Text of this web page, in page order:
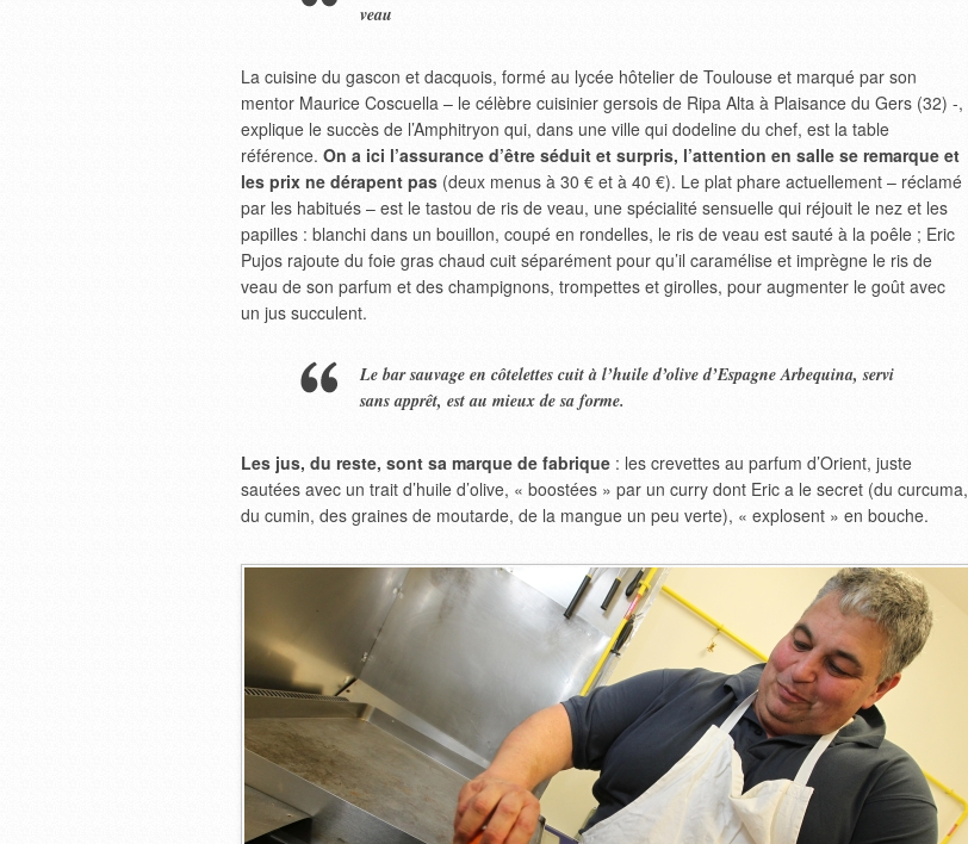
veau
La cuisine du gascon et dacquois, formé au lycée hôtelier de Toulouse et marqué par son
mentor Maurice Coscuella – le célèbre cuisinier gersois de Ripa Alta à Plaisance du Gers (32) -,
explique le succès de l’Amphitryon qui, dans une ville qui dodeline du chef, est la table
référence. On a ici l’assurance d’être séduit et surpris, l’attention en salle se remarque et
les prix ne dérapent pas (deux menus à 30 € et à 40 €). Le plat phare actuellement – réclamé
par les habitués – est le tastou de ris de veau, une spécialité sensuelle qui réjouit le nez et les
papilles : blanchi dans un bouillon, coupé en rondelles, le ris de veau est sauté à la poêle ; Eric
Pujos rajoute du foie gras chaud cuit séparément pour qu’il caramélise et imprègne le ris de
veau de son parfum et des champignons, trompettes et girolles, pour augmenter le goût avec
un jus succulent.
Le bar sauvage en côtelettes cuit à l’huile d’olive d’Espagne Arbequina, servi
sans apprêt, est au mieux de sa forme.
Les jus, du reste, sont sa marque de fabrique : les crevettes au parfum d’Orient, juste
sautées avec un trait d’huile d’olive, « boostées » par un curry dont Eric a le secret (du curcuma,
du cumin, des graines de moutarde, de la mangue un peu verte), « explosent » en bouche.